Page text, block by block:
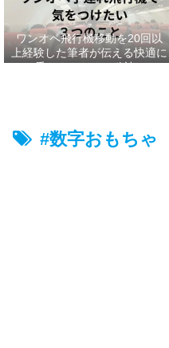
ワンオペ飛行機移動を20回以
上経験した筆者が伝える快適に
乗りきるための秘訣ᵕ̈*
#数字おもちゃ